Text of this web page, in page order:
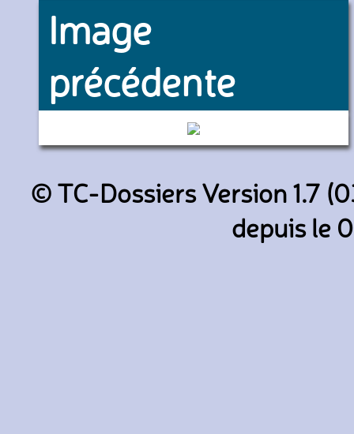
Image
précédente
8826 (Beauvaisis Mobilités)
© TC-Dossiers Version 1.7
depuis le